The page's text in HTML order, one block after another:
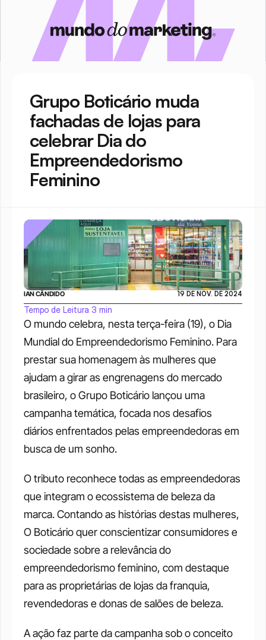
Grupo Boticário muda
fachadas de lojas para
celebrar Dia do
Empreendedorismo
Feminino
O mundo celebra, nesta terça-feira (19), o Dia
Mundial do Empreendedorismo Feminino. Para
prestar sua homenagem às mulheres que
ajudam a girar as engrenagens do mercado
brasileiro, o Grupo Boticário lançou uma
campanha temática, focada nos desafios
diários enfrentados pelas empreendedoras em
busca de um sonho.
O tributo reconhece todas as empreendedoras
que integram o ecossistema de beleza da
marca. Contando as histórias destas mulheres,
O Boticário quer conscientizar consumidores e
sociedade sobre a relevância do
empreendedorismo feminino, com destaque
para as proprietárias de lojas da franquia,
revendedoras e donas de salões de beleza.
A ação faz parte da campanha sob o conceito
IAN CÂNDIDO 19 DE NOV. DE 2024
Tempo de Leitura 3 min